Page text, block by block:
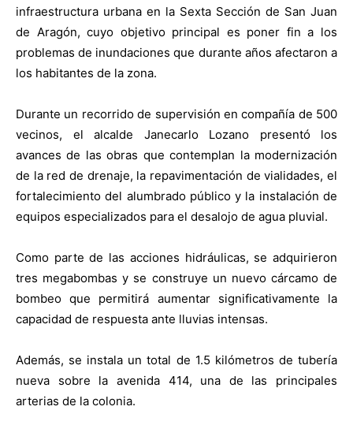
infraestructura urbana en la Sexta Sección de San Juan
de Aragón, cuyo objetivo principal es poner fin a los
problemas de inundaciones que durante años afectaron a
los habitantes de la zona.
Durante un recorrido de supervisión en compañía de 500
vecinos, el alcalde Janecarlo Lozano presentó los
avances de las obras que contemplan la modernización
de la red de drenaje, la repavimentación de vialidades, el
fortalecimiento del alumbrado público y la instalación de
equipos especializados para el desalojo de agua pluvial.
Como parte de las acciones hidráulicas, se adquirieron
tres megabombas y se construye un nuevo cárcamo de
bombeo que permitirá aumentar significativamente la
capacidad de respuesta ante lluvias intensas.
Además, se instala un total de 1.5 kilómetros de tubería
nueva sobre la avenida 414, una de las principales
arterias de la colonia.